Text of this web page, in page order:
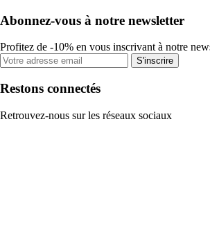
Abonnez-vous à notre newsletter
Profitez de -10% en vous inscrivant à notre
S'inscrire
Restons connectés
Retrouvez-nous sur les réseaux sociaux